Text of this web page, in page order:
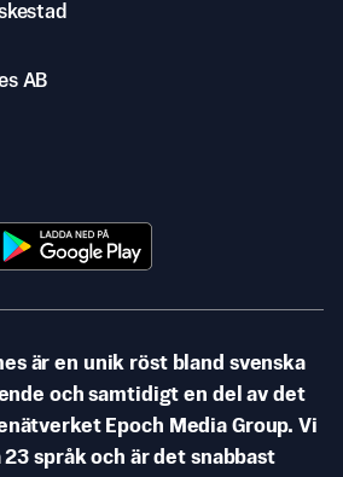
AB
är en unik röst bland svenska
och samtidigt en del av det
Epoch Media Group. Vi
språk och är det snabbast